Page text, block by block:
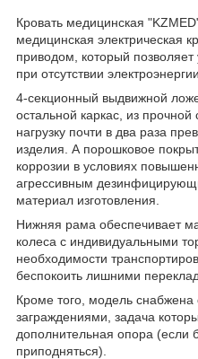
Кровать медицинская
медицинская электрическая
приводом, который
при отсутствии электроэнергии.
4-секционный выдвижной
остальной каркас, из
нагрузку почти в два раза
изделия. А порошковое
коррозии в условиях
агрессивным
материал изготовления.
Нижняя рама обеспечивает
колеса с индивидуальными
необходимости
беспокоить лишними
Кроме того, модель
заграждениями, задача
дополнительная опора (если
приподняться).